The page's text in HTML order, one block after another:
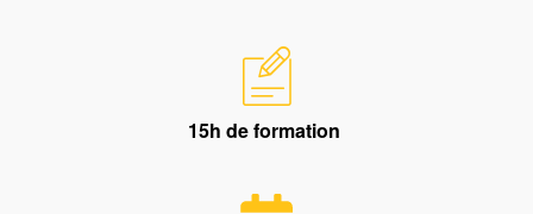
15h de formation